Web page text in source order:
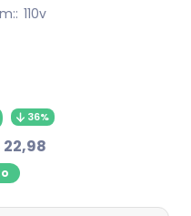
110v
36%
22,98